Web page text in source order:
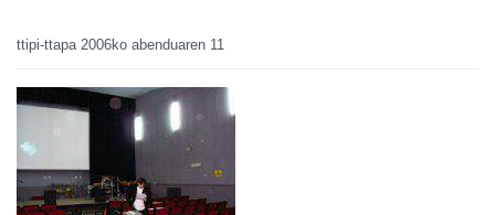
ttipi-ttapa 2006ko abenduaren 11